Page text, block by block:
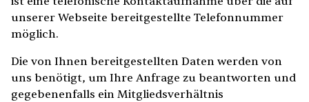
unserer Webseite bereitgestellte Telefonnummer
möglich.
Die von Ihnen bereitgestellten Daten werden von
uns benötigt, um Ihre Anfrage zu beantworten und
gegebenenfalls ein Mitgliedsverhältnis